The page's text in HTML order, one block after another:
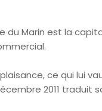
du Marin est la
ce qui lui
2011 traduit